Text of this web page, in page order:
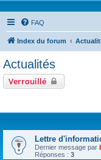
FAQ
Index du forum
Actualités
Verrouillé
Lettre
Dernier message par
Réponses : 3